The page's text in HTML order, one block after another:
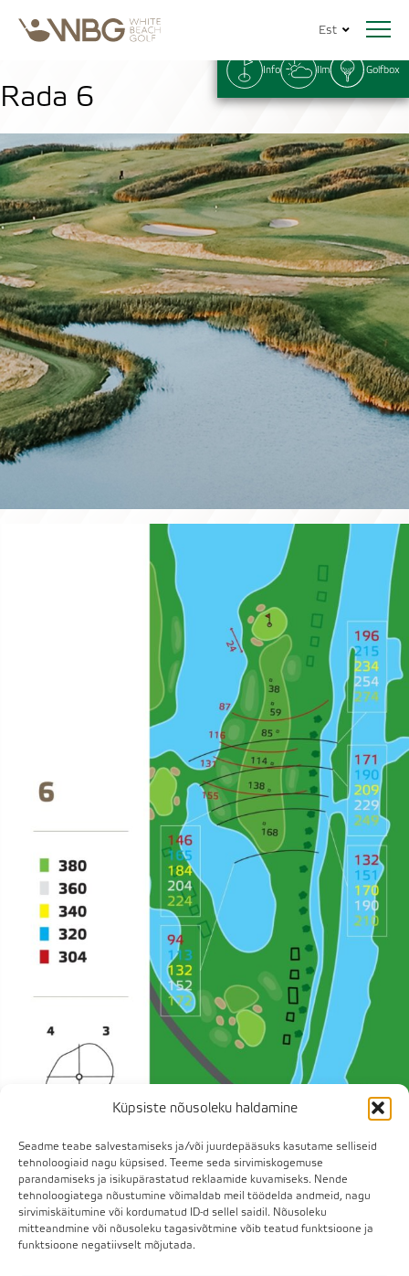
Küpsiste nõusoleku haldamine
Seadme teabe salvestamiseks ja/või juurdepääsuks kasutame selliseid
tehnoloogiaid nagu küpsised. Teeme seda sirvimiskogemuse
parandamiseks ja isikupärastatud reklaamide kuvamiseks. Nende
tehnoloogiatega nõustumine võimaldab meil töödelda andmeid, nagu
sirvimiskäitumine või kordumatud ID-d sellel saidil. Nõusoleku
mitteandmine või nõusoleku tagasivõtmine võib teatud funktsioone ja
funktsioone negatiivselt mõjutada.
Est
Rada 6
Info Ilm Golfbox